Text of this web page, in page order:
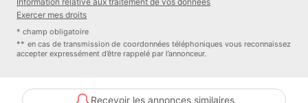
RCP ACI28842
Numéro de mandat : 3437
Exercer mes droits
* champ obligatoire
** en cas de transmission de coordonnées téléphoniques vous reconnaissez
accepter expressément d’être rappelé par l’annonceur.
Recevoir les annonces similaires